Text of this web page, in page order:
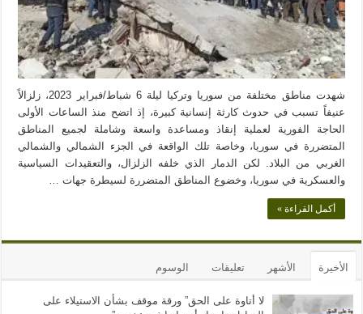
شهدت مناطق مختلفة من سوريا وتركيا ليلة 6 شباط/فبراير 2023، زلزالاً
عنيفاً تسبب في حدوث كارثة إنسانية كبيرة، إذ اتضح منذ الساعات الأولى
الحاجة الفورية لعملية إنقاذ ومساعدة واسعة وشاملة لجميع المناطق
المتضررة في سوريا، وخاصة تلك الواقعة في الجزء الشمالي والشمالي
الغربي من البلاد. لكن الدمار الذي خلفه الزلزال، والتعقيدات السياسية
والعسكرية في سوريا، وخضوع المناطق المتضررة لسيطرة جهات …
أكمل القراءة »
الأخيرة الأشهر تعليقات الوسوم
لا أتاوة على الحق” ورقة موقف بشأن الاستيلاء على